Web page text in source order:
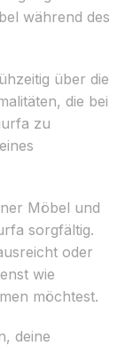
während des
über die
die bei
zu
Möbel und
sorgfältig.
oder
wie
möchtest.
deine